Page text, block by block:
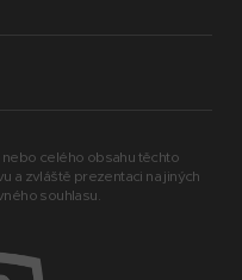
celého obsahu těchto
a zvláště prezentaci na jiných
souhlasu.